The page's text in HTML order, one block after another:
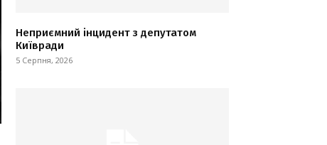
Неприємний інцидент з депутатом
Київради
5 Серпня, 2026